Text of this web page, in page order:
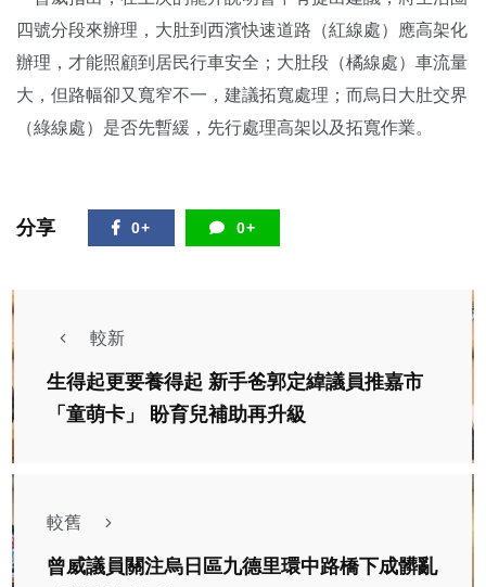
四號分段來辦理，大肚到西濱快速道路（紅線處）應高架化
辦理，才能照顧到居民行車安全；大肚段（橘線處）車流量
大，但路幅卻又寬窄不一，建議拓寬處理；而烏日大肚交界
（綠線處）是否先暫緩，先行處理高架以及拓寬作業。
分享 0+ 0+
較新
生得起更要養得起 新手爸郭定緯議員推嘉市
「童萌卡」 盼育兒補助再升級
較舊
曾威議員關注烏日區九德里環中路橋下成髒亂